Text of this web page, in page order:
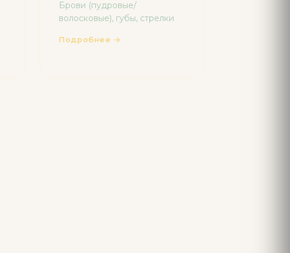
Брови (пудровые/
волосковые), губы, стрелки
Подробнее →